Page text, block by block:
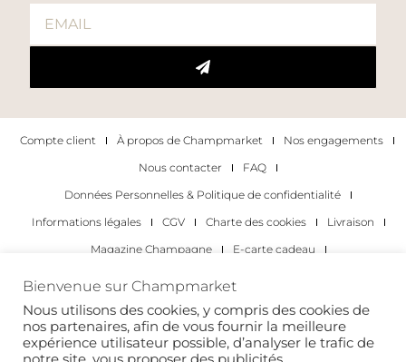
Compte client À propos de Champmarket
Nos engagements
Nous contacter
FAQ
Données Personnelles & Politique de confidentialité
Informations légales
CGV Charte des cookies
Livraison
Magazine Champagne
E-carte cadeau
Les occasions pour déguster du champagne
Pour les particuliers
Pour les entreprises
Bienvenue sur Champmarket
Nous utilisons des cookies, y compris des cookies de
nos partenaires, afin de vous fournir la meilleure
expérience utilisateur possible, d’analyser le trafic de